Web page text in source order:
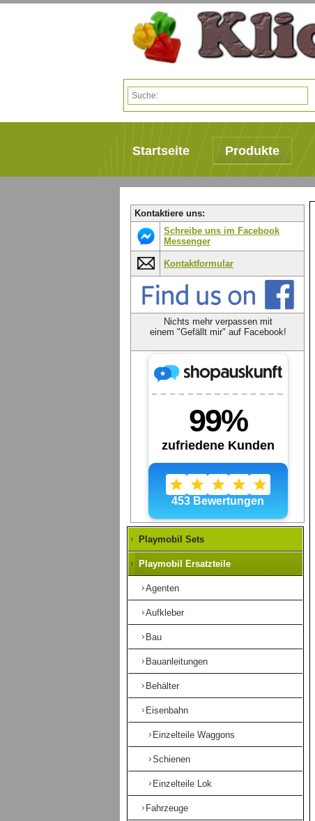
Startseite Produkte
Kontaktiere uns:
Schreibe uns im Facebook
Messenger
Kontaktformular
Nichts mehr verpassen mit
einem "Gefällt mir" auf Facebook!
Playmobil Sets
Playmobil Ersatzteile
Agenten
Aufkleber
Bau
Bauanleitungen
Behälter
Eisenbahn
Einzelteile Waggons
Schienen
Einzelteile Lok
Fahrzeuge